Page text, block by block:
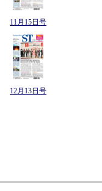
11月15日号
12月13日号